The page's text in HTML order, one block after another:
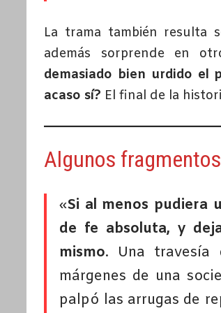
La trama también resulta
además sorprende en
demasiado bien urdido el
acaso sí? El final de la
Algunos
«Si al menos pudiera
de fe absoluta, y
mismo. Una travesía
márgenes de una
palpó las arrugas de